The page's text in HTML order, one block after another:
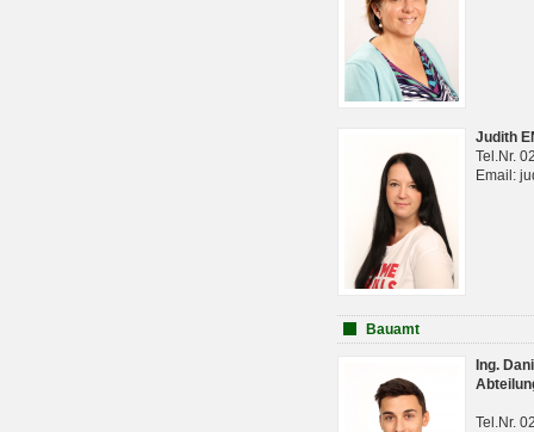
Judith
Tel.Nr.
Email:
Bauamt
Ing.
Tel.Nr.